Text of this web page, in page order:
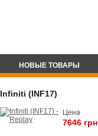
НОВЫЕ ТОВАРЫ
Infiniti (INF17)
Цена
7646 грн